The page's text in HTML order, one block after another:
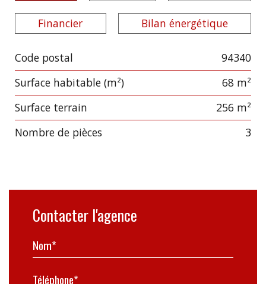
Financier Bilan énergétique
Label Value
Code postal
94340
Surface habitable (m²)
68 m²
surface terrain
256 m²
Nombre de pièces
3
Contacter l'agence
Nom*
Téléphone*